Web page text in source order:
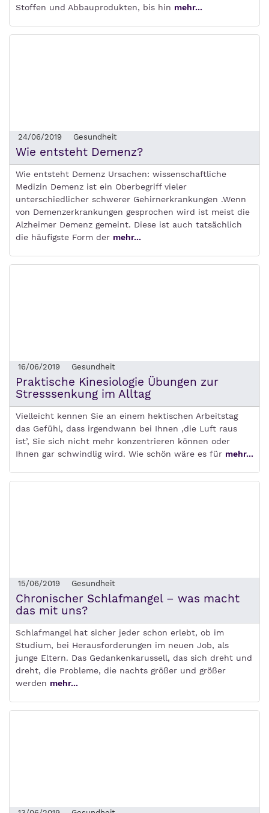
Stoffen und Abbauprodukten, bis hin mehr...
24/06/2019 Gesundheit
Wie entsteht Demenz?
Wie entsteht Demenz Ursachen: wissenschaftliche
Medizin Demenz ist ein Oberbegriff vieler
unterschiedlicher schwerer Gehirnerkrankungen .Wenn
von Demenzerkrankungen gesprochen wird ist meist die
Alzheimer Demenz gemeint. Diese ist auch tatsächlich
die häufigste Form der mehr...
16/06/2019 Gesundheit
Praktische Kinesiologie Übungen zur
Stresssenkung im Alltag
Vielleicht kennen Sie an einem hektischen Arbeitstag
das Gefühl, dass irgendwann bei Ihnen ‚die Luft raus
ist’, Sie sich nicht mehr konzentrieren können oder
Ihnen gar schwindlig wird. Wie schön wäre es für mehr...
15/06/2019 Gesundheit
Chronischer Schlafmangel – was macht
das mit uns?
Schlafmangel hat sicher jeder schon erlebt, ob im
Studium, bei Herausforderungen im neuen Job, als
junge Eltern. Das Gedankenkarussell, das sich dreht und
dreht, die Probleme, die nachts größer und größer
werden mehr...